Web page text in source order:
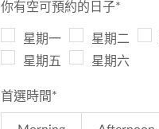
你有空可預約的日子*
星期一 星期二
星期五
星期六
首選時間*